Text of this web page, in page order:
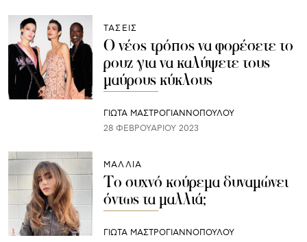
ΤΑΣΕΙΣ
Ο νέος τρόπος να φορέσετε το
ρουζ για να καλύψετε τους
μαύρους κύκλους
ΓΙΩΤΑ ΜΑΣΤΡΟΓΙΑΝΝΟΠΟΥΛΟΥ
28 ΦΕΒΡΟΥΑΡΊΟΥ 2023
ΜΑΛΛΙΑ
Το συχνό κούρεμα δυναμώνει
όντως τα μαλλιά;
ΓΙΩΤΑ ΜΑΣΤΡΟΓΙΑΝΝΟΠΟΥΛΟΥ